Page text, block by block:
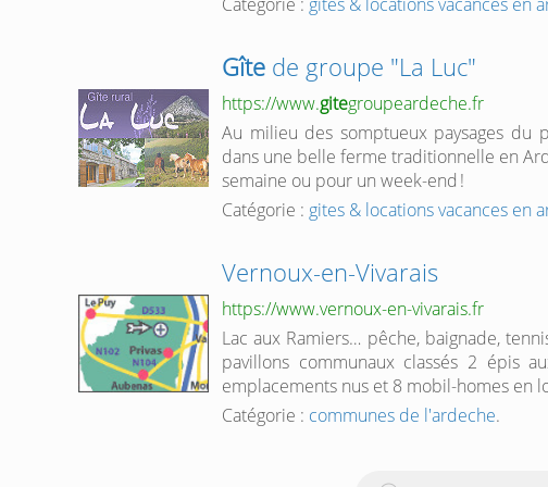
Gîte de groupe "La Luc"
https://www.gitegroupeardeche.fr
Au milieu des somptueux paysages du
dans une belle ferme traditionnelle en
semaine ou pour un week-end !
Catégorie : gites & locations vacances en
Vernoux-en-Vivarais
https://www.vernoux-en-vivarais.fr
Lac aux Ramiers… pêche, baignade,
pavillons communaux classés 2 épis
emplacements nus et 8 mobil-homes en
Catégorie : communes de l'ardeche.